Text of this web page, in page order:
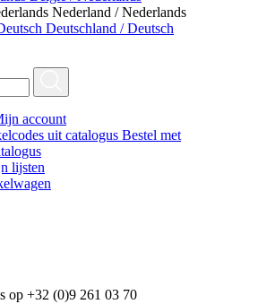
Nederland / Nederlands
Deutschland / Deutsch
account
Bestel met
lijsten
op +32 (0)9 261 03 70